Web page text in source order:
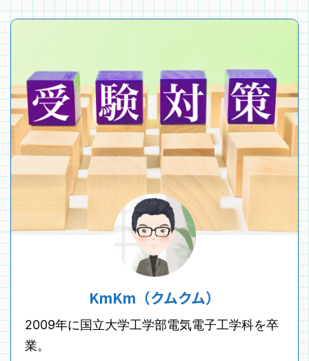
KmKm（クムクム）
2009年に国立大学工学部電気電子工学科を卒
業。